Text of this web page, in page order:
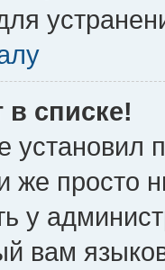
в списке!
установил
же просто
у
вам